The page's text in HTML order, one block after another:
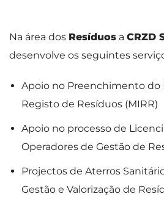
Na área dos Resíduos a CRZD
desenvolve os seguintes
Apoio no Preenchimento do
Registo de Resíduos (MIRR)
Apoio no processo de
Operadores de Gestão de
Projectos de Aterros
Gestão e Valorização de